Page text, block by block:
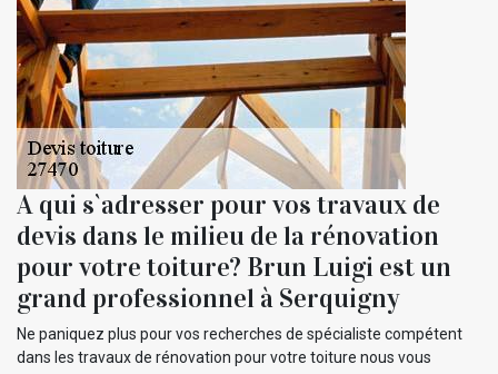
A qui s`adresser pour vos travaux de
devis dans le milieu de la rénovation
pour votre toiture? Brun Luigi est un
grand professionnel à Serquigny
Ne paniquez plus pour vos recherches de spécialiste compétent
dans les travaux de rénovation pour votre toiture nous vous